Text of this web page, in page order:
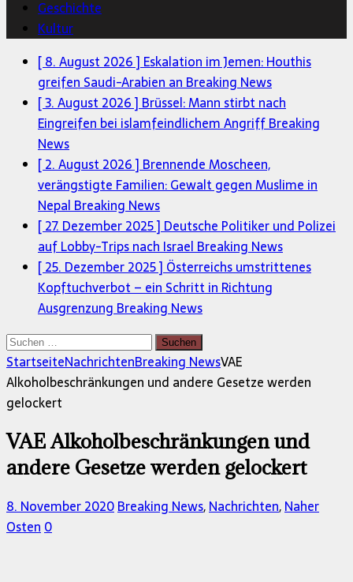
Geschichte
Kultur
[ 8. August 2026 ] Eskalation im Jemen: Houthis
greifen Saudi-Arabien an Breaking News
[ 3. August 2026 ] Brüssel: Mann stirbt nach
Eingreifen bei islamfeindlichem AngriffBreaking
News
[ 2. August 2026 ] Brennende Moscheen,
verängstigte Familien: Gewalt gegen Muslime in
Nepal Breaking News
[ 27. Dezember 2025 ] Deutsche Politiker und Polizei
auf Lobby-Trips nach Israel Breaking News
[ 25. Dezember 2025 ] Österreichs umstrittenes
Kopftuchverbot – ein Schritt in Richtung
Ausgrenzung Breaking News
Suchen
nach:
StartseiteNachrichtenBreaking NewsVAE
Alkoholbeschränkungen und andere Gesetze werden
gelockert
VAE Alkoholbeschränkungen und
andere Gesetze werden gelockert
8. November 2020Breaking News,Nachrichten,Naher
Osten0